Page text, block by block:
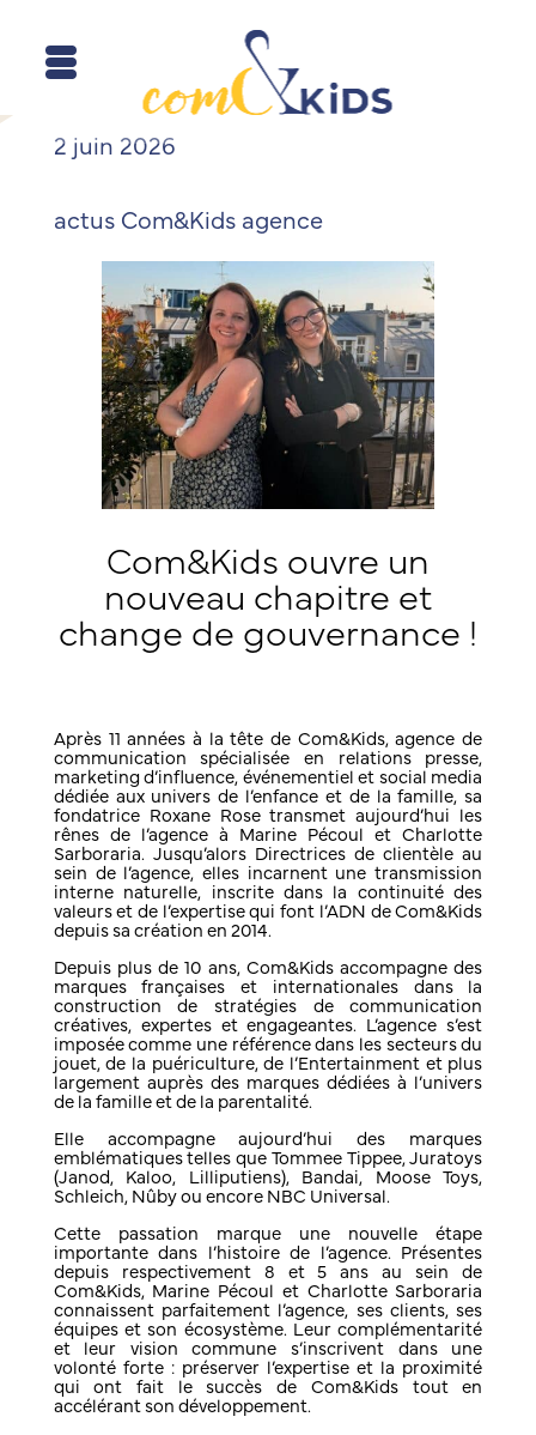
2 juin 2026
actus Com&Kids agence
Com&Kids ouvre un
nouveau chapitre et
change de gouvernance !
Après 11 années à la tête de Com&Kids, agence de
communication spécialisée en relations presse,
marketing d’influence, événementiel et social media
dédiée aux univers de l’enfance et de la famille, sa
fondatrice Roxane Rose transmet aujourd’hui les
rênes de l’agence à Marine Pécoul et Charlotte
Sarboraria. Jusqu’alors Directrices de clientèle au
sein de l’agence, elles incarnent une transmission
interne naturelle, inscrite dans la continuité des
valeurs et de l’expertise qui font l’ADN de Com&Kids
depuis sa création en 2014.
Depuis plus de 10 ans, Com&Kids accompagne des
marques françaises et internationales dans la
construction de stratégies de communication
créatives, expertes et engageantes. L’agence s’est
imposée comme une référence dans les secteurs du
jouet, de la puériculture, de l’Entertainment et plus
largement auprès des marques dédiées à l’univers
de la famille et de la parentalité.
Elle accompagne aujourd’hui des marques
emblématiques telles que Tommee Tippee, Juratoys
(Janod, Kaloo, Lilliputiens), Bandai, Moose Toys,
Schleich, Nûby ou encore NBC Universal.
Cette passation marque une nouvelle étape
importante dans l’histoire de l’agence. Présentes
depuis respectivement 8 et 5 ans au sein de
Com&Kids, Marine Pécoul et Charlotte Sarboraria
connaissent parfaitement l’agence, ses clients, ses
équipes et son écosystème. Leur complémentarité
et leur vision commune s’inscrivent dans une
volonté forte : préserver l’expertise et la proximité
qui ont fait le succès de Com&Kids tout en
accélérant son développement.